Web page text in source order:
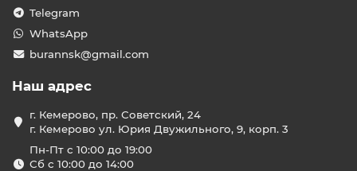
Telegram
WhatsApp
burannsk@gmail.com
Наш адрес
г. Кемерово, пр. Советский, 24
г. Кемерово ул. Юрия Двужильного, 9, корп. 3
Пн-Пт с 10:00 до 19:00
Сб с 10:00 до 14:00